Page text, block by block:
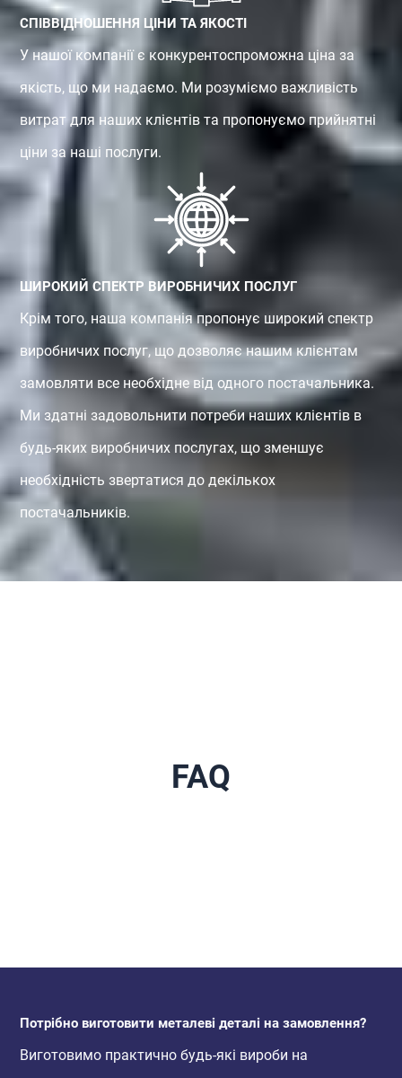
СПІВВІДНОШЕННЯ ЦІНИ ТА ЯКОСТІ
У нашої компанії є конкурентоспроможна ціна за
якість, що ми надаємо. Ми розуміємо важливість
витрат для наших клієнтів та пропонуємо прийнятні
ціни за наші послуги.
ШИРОКИЙ СПЕКТР ВИРОБНИЧИХ ПОСЛУГ
Крім того, наша компанія пропонує широкий спектр
виробничих послуг, що дозволяє нашим клієнтам
замовляти все необхідне від одного постачальника.
Ми здатні задовольнити потреби наших клієнтів в
будь-яких виробничих послугах, що зменшує
необхідність звертатися до декількох
постачальників.
FAQ
Потрібно виготовити металеві деталі на замовлення?
Виготовимо практично будь-які вироби на